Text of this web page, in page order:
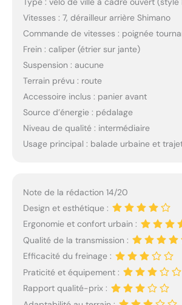
Vitesses : 7, dérailleur arrière Shimano
Commande de vitesses : poignée
Frein : caliper (étrier sur jante)
Suspension : aucune
Terrain prévu : route
Accessoire inclus : panier avant
Source d’énergie : pédalage
Niveau de qualité : intermédiaire
Usage principal : balade urbaine et
Note de la rédaction 14/20
Design et esthétique :
Ergonomie et confort urbain :
Qualité de la transmission :
Efficacité du freinage :
Praticité et équipement :
Rapport qualité-prix :